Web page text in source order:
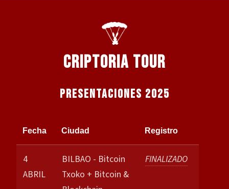
CRIPTORIA TOUR
PRESENTACIONES 2025
Fecha Ciudad Registro
4
ABRIL
BILBAO - Bitcoin
Txoko + Bitcoin &
FINALIZADO